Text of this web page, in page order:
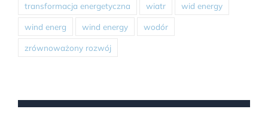
transformacja energetyczna wiatr wid energy
wind energ wind energy wodór
zrównoważony rozwój